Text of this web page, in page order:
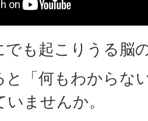
でも起こりうる脳
と「何もわからな
ませんか。